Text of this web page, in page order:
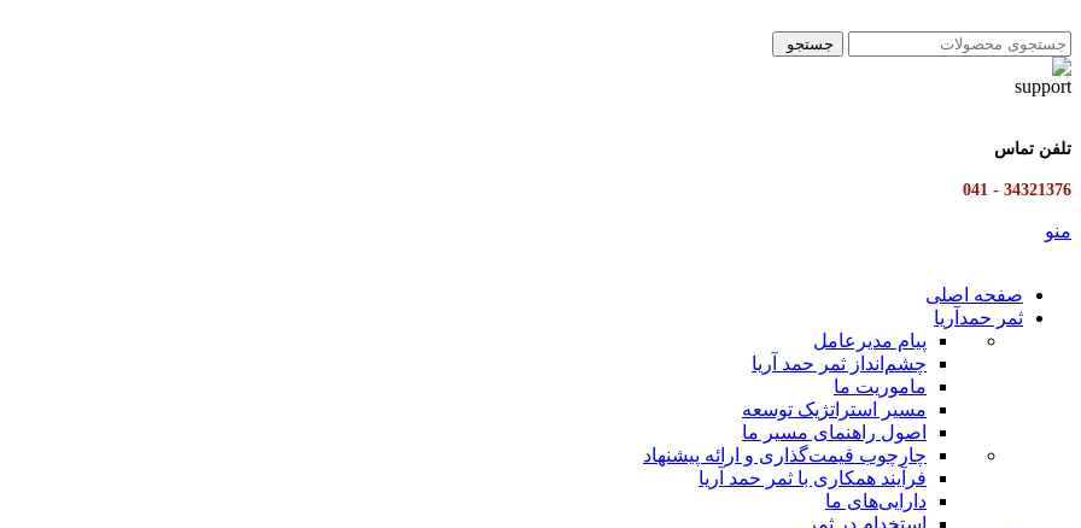
جستجو
تلفن تماس
34321376 - 041
منو
صفحه اصلی
ثمر حمدآریا
پیام مدیرعامل
چشم‌انداز ثمر حمد آریا
ماموریت ما
مسیر استراتژیک توسعه
اصول راهنمای مسیر ما
چارچوب قیمت‌گذاری و ارائه پیشنهاد
فرآیند همکاری با ثمر حمد آریا
دارایی‌های ما
استخدام در ثمر